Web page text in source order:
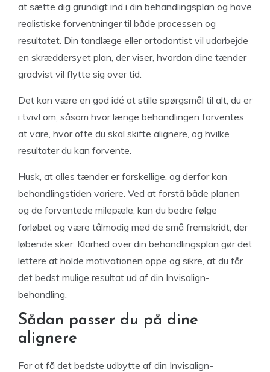
at sætte dig grundigt ind i din behandlingsplan og have
realistiske forventninger til både processen og
resultatet. Din tandlæge eller ortodontist vil udarbejde
en skræddersyet plan, der viser, hvordan dine tænder
gradvist vil flytte sig over tid.
Det kan være en god idé at stille spørgsmål til alt, du er
i tvivl om, såsom hvor længe behandlingen forventes
at vare, hvor ofte du skal skifte alignere, og hvilke
resultater du kan forvente.
Husk, at alles tænder er forskellige, og derfor kan
behandlingstiden variere. Ved at forstå både planen
og de forventede milepæle, kan du bedre følge
forløbet og være tålmodig med de små fremskridt, der
løbende sker. Klarhed over din behandlingsplan gør det
lettere at holde motivationen oppe og sikre, at du får
det bedst mulige resultat ud af din Invisalign-
behandling.
Sådan passer du på dine
alignere
For at få det bedste udbytte af din Invisalign-